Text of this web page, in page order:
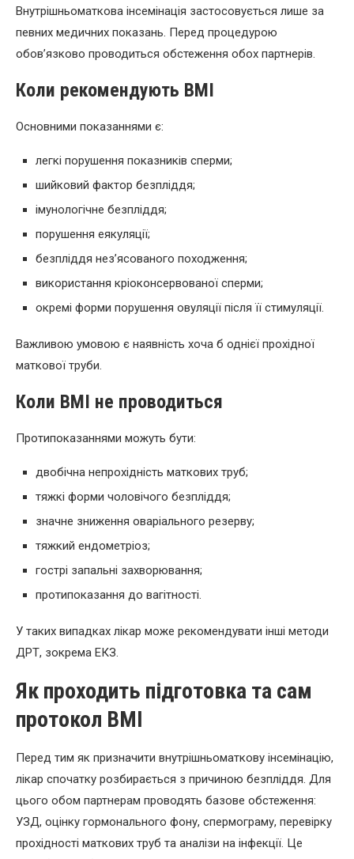
Внутрішньоматкова інсемінація застосовується лише за
певних медичних показань. Перед процедурою
обов’язково проводиться обстеження обох партнерів.
Коли рекомендують ВМІ
Основними показаннями є:
легкі порушення показників сперми;
шийковий фактор безпліддя;
імунологічне безпліддя;
порушення еякуляції;
безпліддя нез’ясованого походження;
використання кріоконсервованої сперми;
окремі форми порушення овуляції після її стимуляції.
Важливою умовою є наявність хоча б однієї прохідної
маткової труби.
Коли ВМІ не проводиться
Протипоказаннями можуть бути:
двобічна непрохідність маткових труб;
тяжкі форми чоловічого безпліддя;
значне зниження оваріального резерву;
тяжкий ендометріоз;
гострі запальні захворювання;
протипоказання до вагітності.
У таких випадках лікар може рекомендувати інші методи
ДРТ, зокрема ЕКЗ.
Як проходить підготовка та сам
протокол ВМІ
Перед тим як призначити внутрішньоматкову інсемінацію,
лікар спочатку розбирається з причиною безпліддя. Для
цього обом партнерам проводять базове обстеження:
УЗД, оцінку гормонального фону, спермограму, перевірку
прохідності маткових труб та аналізи на інфекції. Це